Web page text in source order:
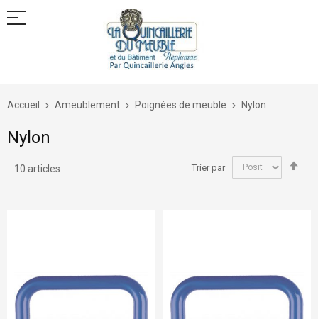
Allez
contenu
Accueil Ameublement Poignées de meuble Nylon
Nylon
10 articles Trier par